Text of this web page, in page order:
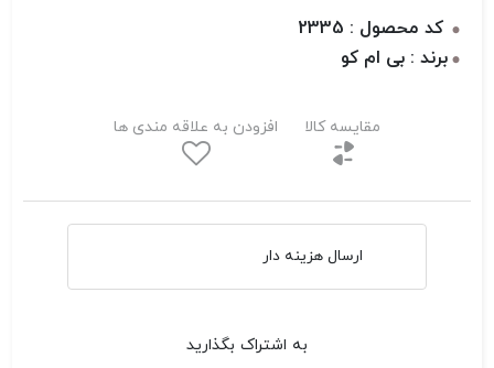
کد محصول : 2335
برند : بی ام کو
مقایسه کالا افزودن به علاقه مندی ها
ارسال هزینه دار
به اشتراک بگذارید